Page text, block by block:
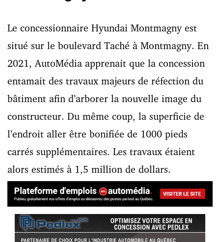
Le concessionnaire Hyundai Montmagny est
situé sur le boulevard Taché à Montmagny. En
2021, AutoMédia apprenait que la concession
entamait des travaux majeurs de réfection du
bâtiment afin d’arborer la nouvelle image du
constructeur. Du même coup, la superficie de
l’endroit aller être bonifiée de 1000 pieds
carrés supplémentaires. Les travaux étaient
alors estimés à 1,5 million de dollars.